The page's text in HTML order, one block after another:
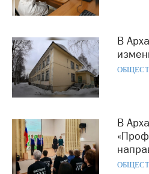
В Архангельске капитально ремонтируют детский сад: что
В Архангельской области стартовал чемпионат